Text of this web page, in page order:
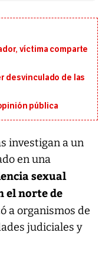
víctima comparte
desvinculado de las
pública
investigan a un
en una
sexual
el norte de
a organismos de
judiciales y